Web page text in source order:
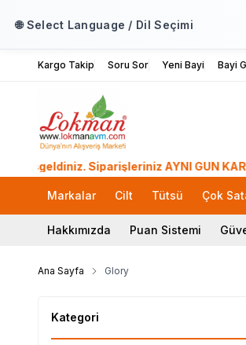
🌐 Select Language / Dil Seçimi
Kargo Takip Soru Sor Yeni Bayi Bayi
Siparişleriniz AYNI GÜN
Markalar Cilt Tütsü Çok
Hakkımızda Puan Sistemi
Ana Sayfa Glory
Kategori